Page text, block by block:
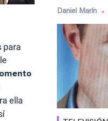
para
ella
Daniel Marín